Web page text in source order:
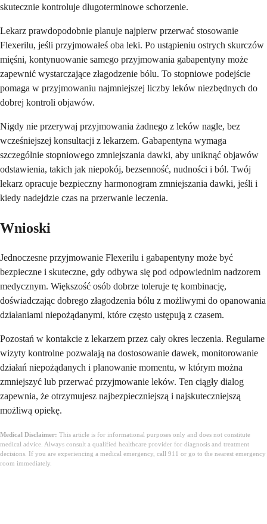
skutecznie kontroluje długoterminowe schorzenie.
Lekarz prawdopodobnie planuje najpierw przerwać stosowanie
Flexerilu, jeśli przyjmowałeś oba leki. Po ustąpieniu ostrych skurczów
mięśni, kontynuowanie samego przyjmowania gabapentyny może
zapewnić wystarczające złagodzenie bólu. To stopniowe podejście
pomaga w przyjmowaniu najmniejszej liczby leków niezbędnych do
dobrej kontroli objawów.
Nigdy nie przerywaj przyjmowania żadnego z leków nagle, bez
wcześniejszej konsultacji z lekarzem. Gabapentyna wymaga
szczególnie stopniowego zmniejszania dawki, aby uniknąć objawów
odstawienia, takich jak niepokój, bezsenność, nudności i ból. Twój
lekarz opracuje bezpieczny harmonogram zmniejszania dawki, jeśli i
kiedy nadejdzie czas na przerwanie leczenia.
Wnioski
Jednoczesne przyjmowanie Flexerilu i gabapentyny może być
bezpieczne i skuteczne, gdy odbywa się pod odpowiednim nadzorem
medycznym. Większość osób dobrze toleruje tę kombinację,
doświadczając dobrego złagodzenia bólu z możliwymi do opanowania
działaniami niepożądanymi, które często ustępują z czasem.
Pozostań w kontakcie z lekarzem przez cały okres leczenia. Regularne
wizyty kontrolne pozwalają na dostosowanie dawek, monitorowanie
działań niepożądanych i planowanie momentu, w którym można
zmniejszyć lub przerwać przyjmowanie leków. Ten ciągły dialog
zapewnia, że otrzymujesz najbezpieczniejszą i najskuteczniejszą
możliwą opiekę.
Medical Disclaimer: This article is for informational purposes only and does not constitute
medical advice. Always consult a qualified healthcare provider for diagnosis and treatment
decisions. If you are experiencing a medical emergency, call 911 or go to the nearest emergency
room immediately.